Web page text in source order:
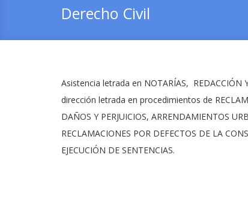
Derecho Civil
Asistencia letrada en NOTARÍAS, REDACCIÓN
dirección letrada en procedimientos de
DAÑOS Y PERJUICIOS, ARRENDAMIENTOS
RECLAMACIONES POR DEFECTOS DE LA
EJECUCIÓN DE SENTENCIAS.